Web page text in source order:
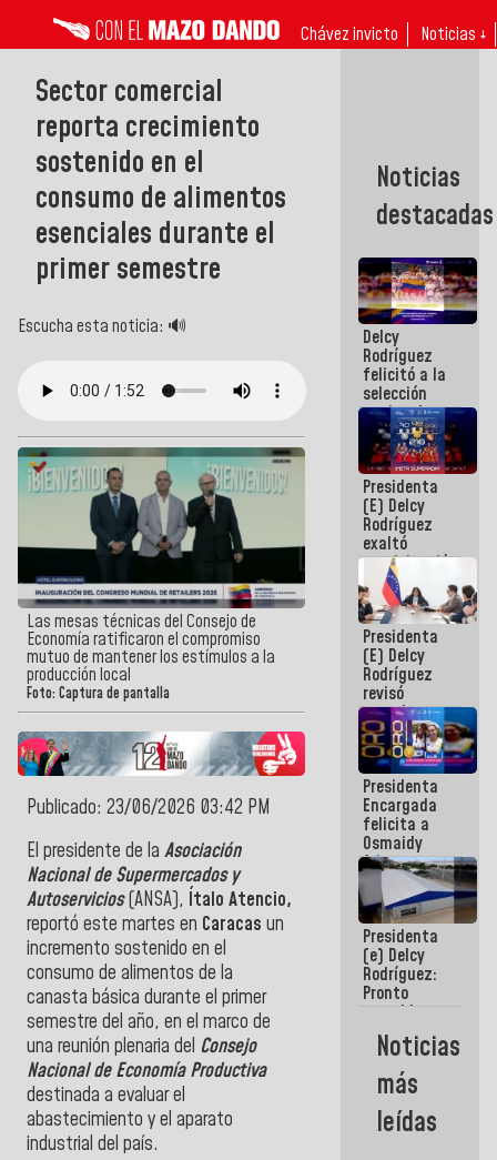
Chávez invicto Noticias ↓
Sector comercial
reporta crecimiento
sostenido en el
consumo de alimentos
esenciales durante el
primer semestre
Escucha esta noticia: 🔊
Las mesas técnicas del Consejo de
Economía ratificaron el compromiso
mutuo de mantener los estímulos a la
producción local
Foto: Captura de pantalla
Publicado: 23/06/2026 03:42 PM
El presidente de la Asociación
Nacional de Supermercados y
Autoservicios(ANSA), Ítalo Atencio,
reportó este martes en Caracas un
incremento sostenido en el
consumo de alimentos de la
canasta básica durante el primer
semestre del año, en el marco de
una reunión plenaria del Consejo
Nacional de Economía Productiva
destinada a evaluar el
abastecimiento y el aparato
industrial del país.
Noticias
destacadas
Delcy
Rodríguez
felicitó a la
selección
nacional
masculina
de voleibol
campeona
de la Copa
Panamericana
Sub-17
Presidenta
(E) Delcy
Rodríguez
exaltó
participación
de
Venezuela
en Juegos
Centroamericanos
y del Caribe
2026
Presidenta
(E) Delcy
Rodríguez
revisó
agenda
económica y
ejecución de
fondos de
emergencia
post-sismos
Presidenta
Encargada
felicita a
Osmaidy
Arias y
Giraly
Marcano por
hacer
historia en
los
Centroamericanos
Presidenta
(e) Delcy
Rodríguez:
Pronto
restableceremos
las
operaciones
Aeropuerto
Internacional
de
Noticias
más
leídas